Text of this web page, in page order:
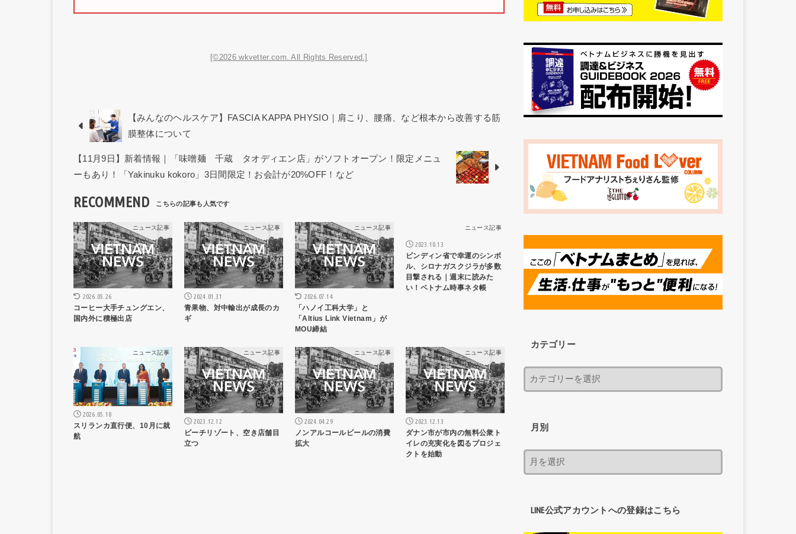
[©2026 wkvetter.com. All Rights Reserved.]
【みんなのヘルスケア】FASCIA KAPPA PHYSIO｜肩こり、腰痛、など根本から改善する筋
膜整体について
【11月9日】新着情報｜「味噌麺 千蔵 タオディエン店」がソフトオープン！限定メニュ
ーもあり！「Yakinuku kokoro」3日間限定！お会計が20%OFF！など
RECOMMEND
ニュース記事
2026.05.26
コーヒー大手チュングエン、
国内外に積極出店
ニュース記事
2024.01.31
青果物、対中輸出が成長のカ
ギ
ニュース記事
2026.07.14
「ハノイ工科大学」と
「Altius Link Vietnam」が
MOU締結
ニュース記事
2023.10.13
ビンディン省で幸運のシンボ
ル、シロナガスクジラが多数
目撃される｜週末に読みた
い！ベトナム時事ネタ帳
ニュース記事
2026.05.18
スリランカ直行便、10月に就
航
ニュース記事
2023.12.12
ビーチリゾート、空き店舗目
立つ
ニュース記事
2024.04.29
ノンアルコールビールの消費
拡大
ニュース記事
2023.12.13
ダナン市が市内の無料公衆ト
イレの充実化を図るプロジェ
クトを始動
カテゴリー
月別
LINE公式アカウントへの登録はこちら